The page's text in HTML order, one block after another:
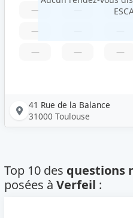
—
—
—
—
—
—
41 Rue de la Balance
31000 Toulouse
Top 10 des questions
posées àVerfeil :